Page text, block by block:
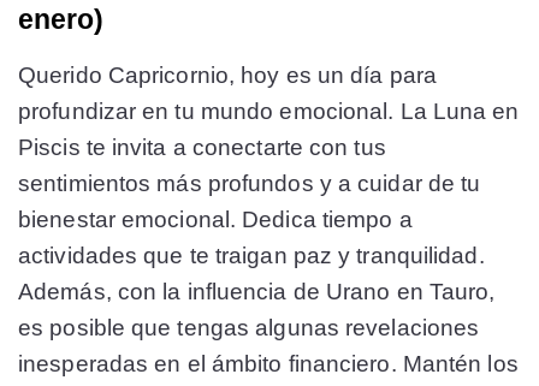
enero)
Querido Capricornio, hoy es un día para
profundizar en tu mundo emocional. La Luna en
Piscis te invita a conectarte con tus
sentimientos más profundos y a cuidar de tu
bienestar emocional. Dedica tiempo a
actividades que te traigan paz y tranquilidad.
Además, con la influencia de Urano en Tauro,
es posible que tengas algunas revelaciones
inesperadas en el ámbito financiero. Mantén los